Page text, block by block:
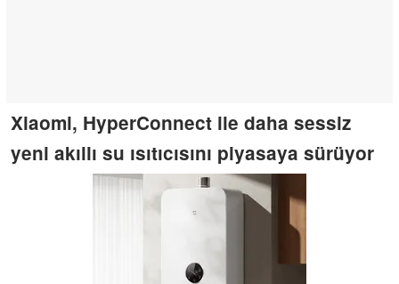
Xiaomi, HyperConnect ile daha sessiz
yeni akıllı su ısıtıcısını piyasaya sürüyor